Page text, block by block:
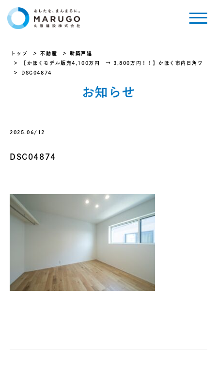
トップ 不動産
新築戸建
【かほくモデル販売4,100万円 → 3,800万円！！】かほく市内日角ワ
DSC04874
お知らせ
2025.06/12
DSC04874